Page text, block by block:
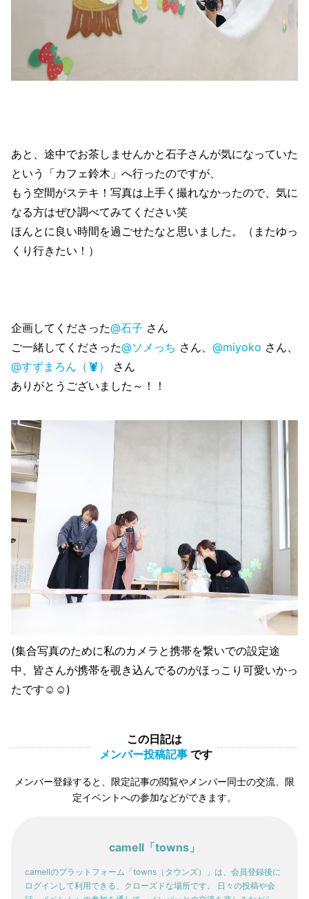
あと、途中でお茶しませんかと石子さんが気になっていた
という「カフェ鈴木」へ行ったのですが、
もう空間がステキ！写真は上手く撮れなかったので、気に
なる方はぜひ調べてみてください笑
ほんとに良い時間を過ごせたなと思いました。（またゆっ
くり行きたい！）
企画してくださった@石子 さん
ご一緒してくださった@ソメっち さん、 @miyoko さん、
@すずまろん（🦞）
さん
ありがとうございました～！！
(集合写真のために私のカメラと携帯を繋いでの設定途
中、皆さんが携帯を覗き込んでるのがほっこり可愛いかっ
たです☺️☺️)
この日記は
メンバー投稿記事 です
メンバー登録すると、限定記事の閲覧やメンバー同士の交流、限
定イベントへの参加などができます。
camell「towns」
camellのプラットフォーム「towns（タウンズ）」は、会員登録後に
ログインして利用できる、クローズドな場所です。 日々の投稿や会